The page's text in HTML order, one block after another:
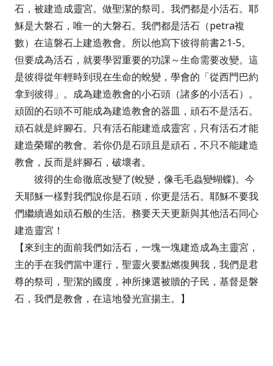
石，被建造成靈宮。做聖潔的祭司。我們都是小活石。耶
穌是大磐石，唯一的大磐石。我們都是活石（petra複
數）在這磐石上建造教會。所以他寫下彼得前書2:1-5。
但要成為活石，就要學習重要的功課～生命需要改變。這
是彼得從年輕時到現在生命的蛻變，學會的「從西門巴約
拿到彼得」。成為建造教會的小石頭（諸多的小活石）。
頑固的石頭不可能成為建造教會的器皿，頑石不是活石。
頑石就是絆腳石。只有活石能建造成靈宮，只有活石才能
建造榮耀的教會。若你仍是石頭且是頑石，不只不能建造
教會，反而是絆腳石，破壞者。
彼得的生命徹底改變了(蛻變，像毛毛蟲變蝴蝶)。今
天耶穌一樣對我們說你是石頭，你更是活石。耶穌不要我
們繼續過如頑石般的生活。務要天天更新與其他活石同心
建造靈宮！
【來到主的面前我們如活石，一塊一塊建造成為主靈宮，
主的手在我們當中運行，聖靈火要點燃復興我，我們是君
尊的祭司，聖潔的國度，神所揀選被贖的子民，基督是磐
石，我們是教會，在這地發光宣揚主。】